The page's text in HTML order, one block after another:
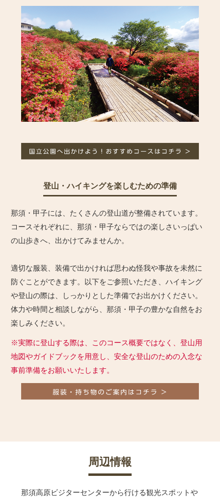
登山・ハイキングを楽しむための準備
那須・甲子には、たくさんの登山道が整備されています。
コースそれぞれに、那須・甲子ならではの楽しさいっぱい
の山歩きへ、出かけてみませんか。
適切な服装、装備で出かければ思わぬ怪我や事故を未然に
防ぐことができます。以下をご参照いただき、ハイキング
や登山の際は、しっかりとした準備でお出かけください。
体力や時間と相談しながら、那須・甲子の豊かな自然をお
楽しみください。
※実際に登山する際は、このコース概要ではなく、登山用
地図やガイドブックを用意し、安全な登山のための入念な
事前準備をお願いいたします。
周辺情報
那須高原ビジターセンターから行ける観光スポットや